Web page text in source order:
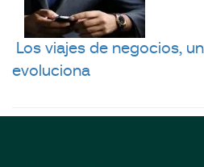
Los viajes de negocios,
evoluciona